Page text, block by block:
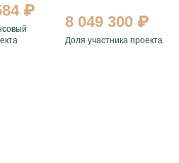
₽
8 049 300 ₽
Доля участника проекта